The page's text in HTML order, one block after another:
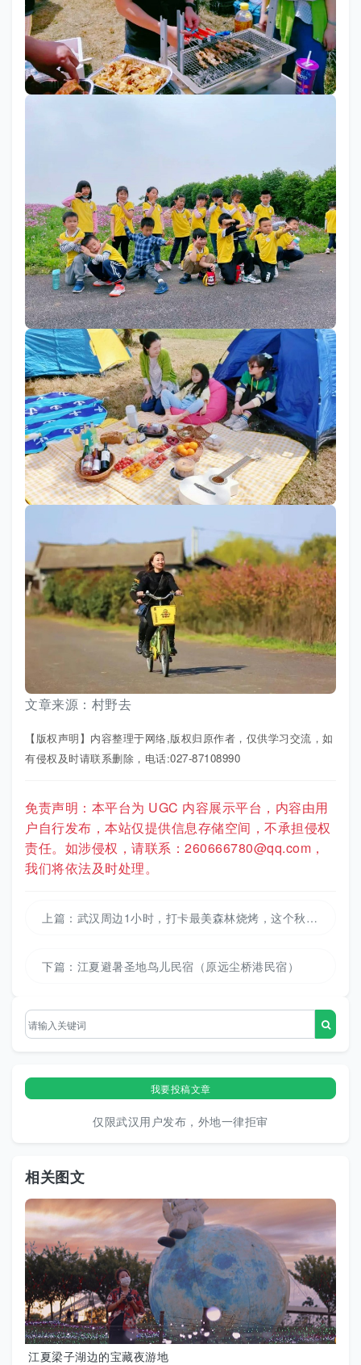
文章来源：村野去
【版权声明】内容整理于网络,版权归原作者，仅供学习交流，如
有侵权及时请联系删除，电话:027-87108990
免责声明：本平台为 UGC 内容展示平台，内容由用
户自行发布，本站仅提供信息存储空间，不承担侵权
责任。如涉侵权，请联系：260666780@qq.com，
我们将依法及时处理。
上篇： 武汉周边1小时，打卡最美森林烧烤，这个秋天一起大口吃肉~20余种食材饮料不限量，还有垂钓、采摘、儿童游乐、
下篇： 江夏避暑圣地鸟儿民宿（原远尘桥港民宿）
我要投稿文章
仅限武汉用户发布，外地一律拒审
相关图文
江夏梁子湖边的宝藏夜游地